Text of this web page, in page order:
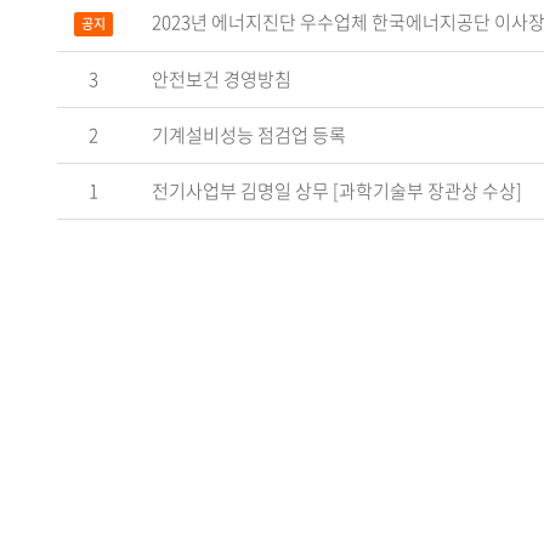
공지 2023년 에너지진단 우수업체 한국에너지공단 이사
3 안전보건 경영방침
2 기계설비성능 점검업 등록
1 전기사업부 김명일 상무 [과학기술부 장관상 수상]